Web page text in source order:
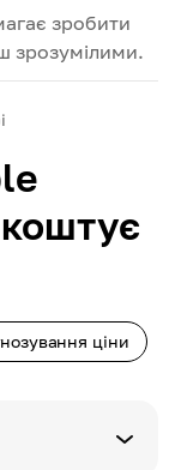
зробити
зрозумілими.
коштує
ціни